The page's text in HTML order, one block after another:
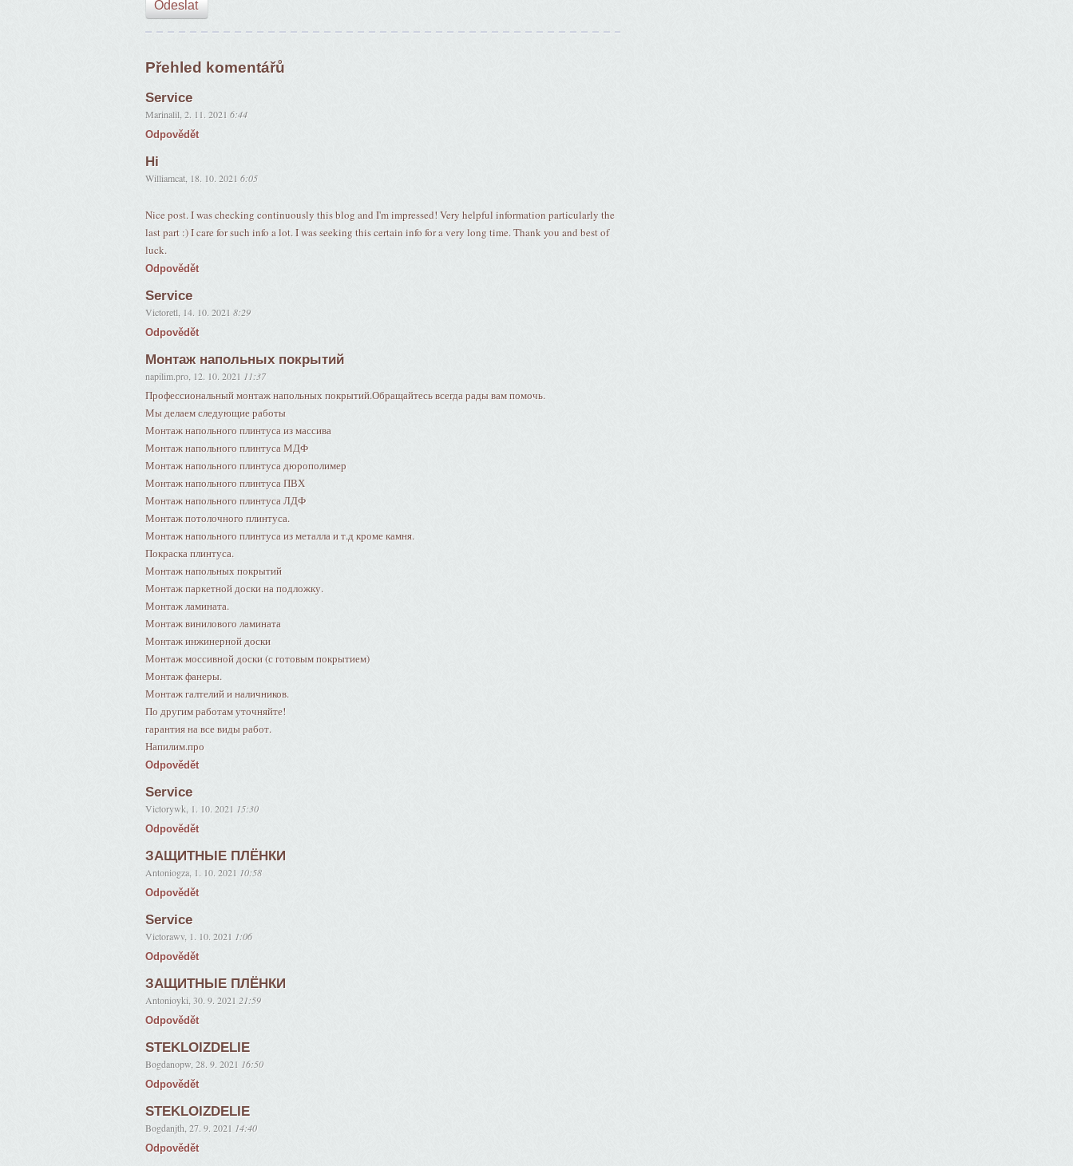
Přehled komentářů
Service
Marinalil 2. 11. 2021 6:44
Odpovědět
Hi
Williamcat 18. 10. 2021 6:05
Nice post. I was checking continuously this blog and I'm impressed! Very helpful information particularly the
last part :) I care for such info a lot. I was seeking this certain info for a very long time. Thank you and best of
luck.
Odpovědět
Service
Victoretl 14. 10. 2021 8:29
Odpovědět
Монтаж напольных покрытий
napilim.pro 12. 10. 2021 11:37
Профессиональный монтаж напольных покрытий.Обращайтесь всегда рады вам помочь.
Мы делаем следующие работы
Монтаж напольного плинтуса из массива
Монтаж напольного плинтуса МДФ
Монтаж напольного плинтуса дюрополимер
Монтаж напольного плинтуса ПВХ
Монтаж напольного плинтуса ЛДФ
Монтаж потолочного плинтуса.
Монтаж напольного плинтуса из металла и т.д кроме камня.
Покраска плинтуса.
Монтаж напольных покрытий
Монтаж паркетной доски на подложку.
Монтаж ламината.
Монтаж винилового ламината
Монтаж инжинерной доски
Монтаж моссивной доски (с готовым покрытием)
Монтаж фанеры.
Монтаж галтелий и наличников.
По другим работам уточняйте!
гарантия на все виды работ.
Напилим.про
Odpovědět
Service
Victorywk 1. 10. 2021 15:30
Odpovědět
ЗАЩИТНЫЕ ПЛЁНКИ
Antoniogza 1. 10. 2021 10:58
Odpovědět
Service
Victorawv, 1. 10. 2021 1:06
Odpovědět
ЗАЩИТНЫЕ ПЛЁНКИ
Antonioyki 30. 9. 2021 21:59
Odpovědět
STEKLOIZDELIE
Bogdanopw, 28. 9. 2021 16:50
Odpovědět
STEKLOIZDELIE
Bogdanjth 27. 9. 2021 14:40
Odpovědět